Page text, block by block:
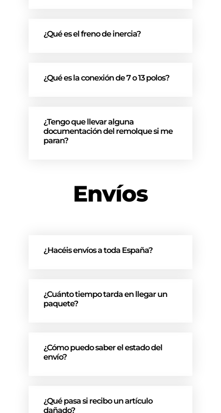
¿Qué es el freno de inercia?
¿Qué es la conexión de 7 o 13 polos?
¿Tengo que llevar alguna
documentación del remolque si me
paran?
Envíos
¿Hacéis envíos a toda España?
¿Cuánto tiempo tarda en llegar un
paquete?
¿Cómo puedo saber el estado del
envío?
¿Qué pasa si recibo un artículo
dañado?